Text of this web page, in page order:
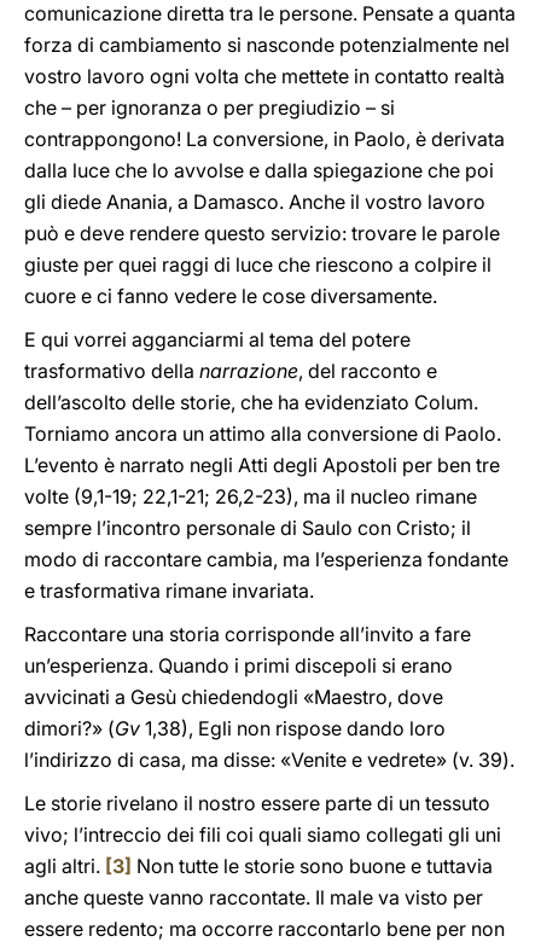
comunicazione diretta tra le persone. Pensate a quanta
forza di cambiamento si nasconde potenzialmente nel
vostro lavoro ogni volta che mettete in contatto realtà
che – per ignoranza o per pregiudizio – si
contrappongono! La conversione, in Paolo, è derivata
dalla luce che lo avvolse e dalla spiegazione che poi
gli diede Anania, a Damasco. Anche il vostro lavoro
può e deve rendere questo servizio: trovare le parole
giuste per quei raggi di luce che riescono a colpire il
cuore e ci fanno vedere le cose diversamente.
E qui vorrei agganciarmi al tema del potere
trasformativo della narrazione, del racconto e
dell’ascolto delle storie, che ha evidenziato Colum.
Torniamo ancora un attimo alla conversione di Paolo.
L’evento è narrato negli Atti degli Apostoli per ben tre
volte (9,1-19; 22,1-21; 26,2-23), ma il nucleo rimane
sempre l’incontro personale di Saulo con Cristo; il
modo di raccontare cambia, ma l’esperienza fondante
e trasformativa rimane invariata.
Raccontare una storia corrisponde all’invito a fare
un’esperienza. Quando i primi discepoli si erano
avvicinati a Gesù chiedendogli «Maestro, dove
dimori?» (Gv 1,38), Egli non rispose dando loro
l’indirizzo di casa, ma disse: «Venite e vedrete» (v. 39).
Le storie rivelano il nostro essere parte di un tessuto
vivo; l’intreccio dei fili coi quali siamo collegati gli uni
agli altri. [3] Non tutte le storie sono buone e tuttavia
anche queste vanno raccontate. Il male va visto per
essere redento; ma occorre raccontarlo bene per non